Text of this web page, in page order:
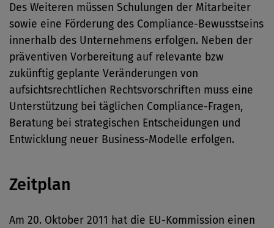
Des Weiteren müssen Schulungen der Mitarbeiter
sowie eine Förderung des Compliance-Bewusstseins
innerhalb des Unternehmens erfolgen. Neben der
präventiven Vorbereitung auf relevante bzw
zukünftig geplante Veränderungen von
aufsichtsrechtlichen Rechtsvorschriften muss eine
Unterstützung bei täglichen Compliance-Fragen,
Beratung bei strategischen Entscheidungen und
Entwicklung neuer Business-Modelle erfolgen.
Zeitplan
Am 20. Oktober 2011 hat die EU-Kommission einen